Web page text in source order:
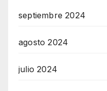
septiembre 2024
agosto 2024
julio 2024